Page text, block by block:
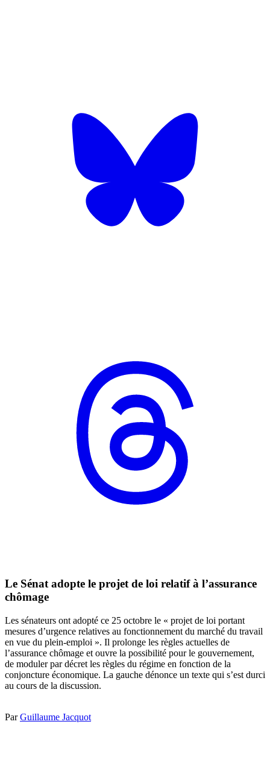
Le Sénat adopte le projet de loi relatif à l’assurance
chômage
Les sénateurs ont adopté ce 25 octobre le « projet de loi portant
mesures d’urgence relatives au fonctionnement du marché du travail
en vue du plein-emploi ». Il prolonge les règles actuelles de
l’assurance chômage et ouvre la possibilité pour le gouvernement,
de moduler par décret les règles du régime en fonction de la
conjoncture économique. La gauche dénonce un texte qui s’est durci
au cours de la discussion.
ParGuillaume Jacquot